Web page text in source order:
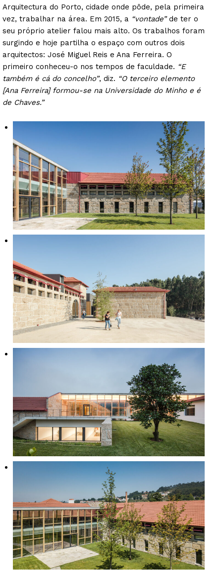
Arquitectura do Porto, cidade onde pôde, pela primeira
vez, trabalhar na área. Em 2015, a “vontade”de ter o
seu próprio atelier falou mais alto. Os trabalhos foram
surgindo e hoje partilha o espaço com outros dois
arquitectos: José Miguel Reis e Ana Ferreira. O
primeiro conheceu-o nos tempos de faculdade. “E
também é cá do concelho”, diz. “O terceiro elemento
[Ana Ferreira] formou-se na Universidade do Minho e é
de Chaves.”